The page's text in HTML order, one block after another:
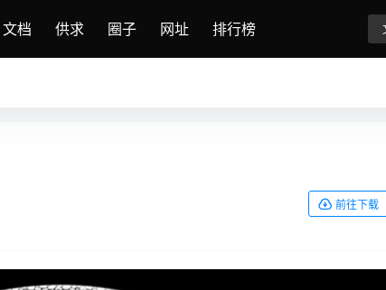
文档 供求 圈子 网址 排行榜
前往下载